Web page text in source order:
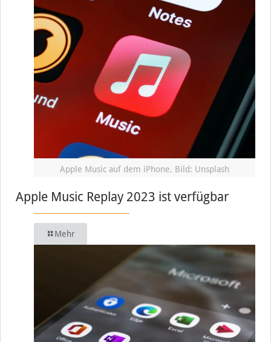
Apple Music auf dem iPhone, Bild: Unsplash
Apple Music Replay 2023 ist verfügbar
Mehr